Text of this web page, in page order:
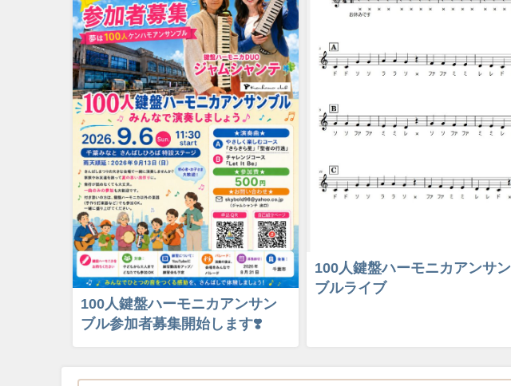
100人鍵盤ハーモニカアンサン
ブル参加者募集開始します❣️
100人鍵盤ハーモニカアンサン
ブルライブ